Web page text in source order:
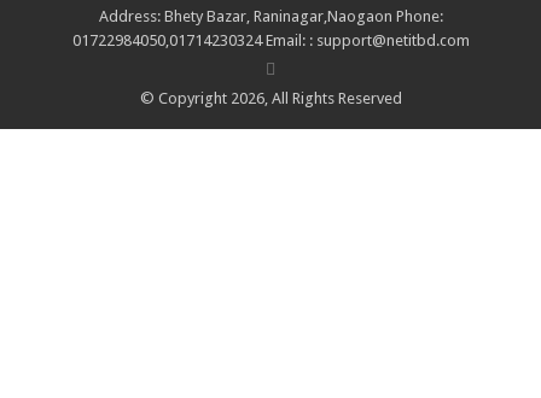
Address: Bhety Bazar, Raninagar,Naogaon Phone:
01722984050,01714230324 Email: : support@netitbd.com
© Copyright 2026, All Rights Reserved